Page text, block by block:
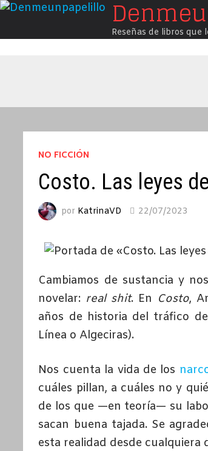
Saltar
contenido
Reseñas de libros que
NO FICCIÓN
Costo. Las leyes
por KatrinaVD 22/07/2023
Cambiamos de sustancia y
novelar: real shit. En Costo,
años de historia del tráfico
Línea o Algeciras).
Nos cuenta la vida de los
cuáles pillan, a cuáles no y
de los que —en teoría— su
sacan buena tajada. Se
esta realidad desde cualquiera